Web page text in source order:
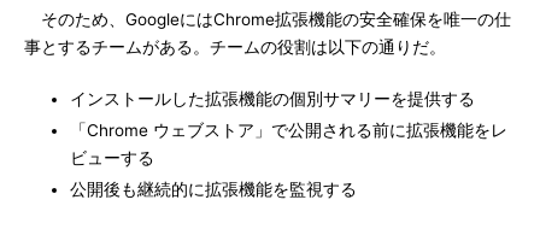
そのため、GoogleにはChrome拡張機能の安全確保を唯一の仕
事とするチームがある。チームの役割は以下の通りだ。
インストールした拡張機能の個別サマリーを提供する
「Chrome ウェブストア」で公開される前に拡張機能をレ
ビューする
公開後も継続的に拡張機能を監視する